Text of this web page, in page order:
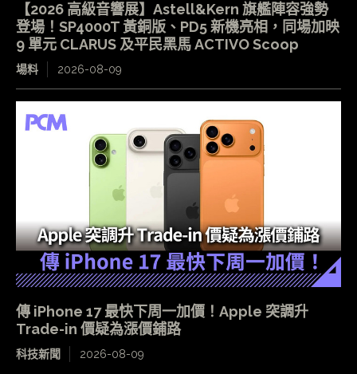
【2026 高級音響展】Astell&Kern 旗艦陣容強勢
登場！SP4000T 黃銅版、PD5 新機亮相，同場加映
9 單元 CLARUS 及平民黑馬 ACTIVO Scoop
場料 2026-08-09
傳 iPhone 17 最快下周一加價！Apple 突調升
Trade-in 價疑為漲價鋪路
科技新聞 2026-08-09